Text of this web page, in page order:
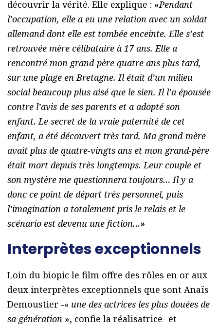
découvrir la vérité. Elle explique : «Pendant
l’occupation, elle a eu une relation avec un soldat
allemand dont elle est tombée enceinte. Elle s’est
retrouvée mère célibataire à 17 ans. Elle a
rencontré mon grand-père quatre ans plus tard,
sur une plage en Bretagne. Il était d’un milieu
social beaucoup plus aisé que le sien. Il l’a épousée
contre l’avis de ses parents et a adopté son
enfant. Le secret de la vraie paternité de cet
enfant, a été découvert très tard. Ma grand-mère
avait plus de quatre-vingts ans et mon grand-père
était mort depuis très longtemps. Leur couple et
son mystère me questionnera toujours… Il y a
donc ce point de départ très personnel, puis
l’imagination a totalement pris le relais et le
scénario est devenu une fiction…»
Interprètes exceptionnels
Loin du biopic le film offre des rôles en or aux
deux interprètes exceptionnels que sont Anaïs
Demoustier -« une des actrices les plus douées de
sa génération », confie la réalisatrice- et